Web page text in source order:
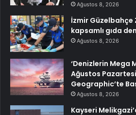
Ağustos 8, 2026
İzmir Güzelbahçe
kapsamlı gıda
Ağustos 8, 2026
‘Denizlerin Mega
Ağustos
Geographic’te
Ağustos 8, 2026
Kayseri